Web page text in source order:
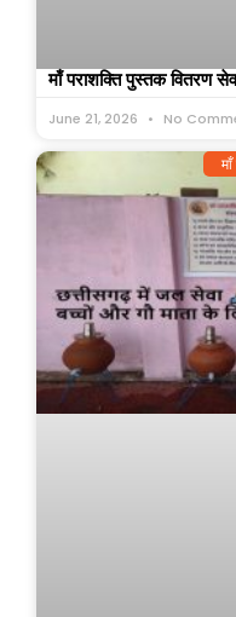
माँ पराशक्ति पुस्तक वितरण
June 21, 2026 No